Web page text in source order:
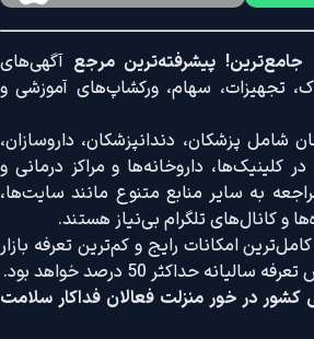
جامع‌ترین! پیشرفته‌ترین مرجع آگهی‌های
تجهیزات، سهام، ورکشاپ‌های آموزشی و
شامل پزشکان، دندانپزشکان، داروسازان،
کلینیک‌ها، داروخانه‌ها و مراکز درمانی و
به سایر منابع متنوع مانند سایت‌ها،
و کانال‌های تلگرام بی‌نیاز هستند.
امکانات رایج و کم‌ترین تعرفه بازار
حداکثر 50 درصد خواهد بود.
کشور در خور منزلت فعالان فداکار سلامت